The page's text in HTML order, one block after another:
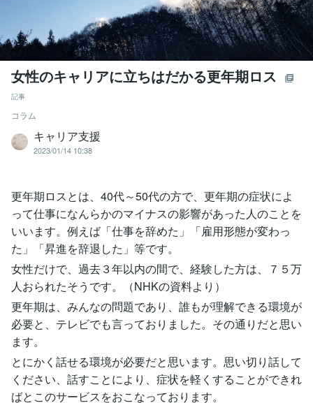
女性のキャリアに立ちはだかる更年期ロス
記事
コラム
キャリア支援
2023/01/14 10:38
更年期ロスとは、40代～50代の方で、更年期の症状によ
って仕事になんらかのマイナスの影響があった人のことを
いいます。例えば「仕事を辞めた」「雇用形態が変わっ
た」「昇進を辞退した」等です。
女性だけで、過去３年以内の間で、経験した方は、７５万
人おられたそうです。（NHKの資料より）
更年期は、みんなの問題であり、誰もが理解できる環境が
必要と、テレビでも言っておりました。その通りだと思い
ます。
とにかく話せる環境が必要だと思います。思い切り話して
ください、話すことにより、症状を軽くすることができれ
ばとこのサービスをおこなっております。